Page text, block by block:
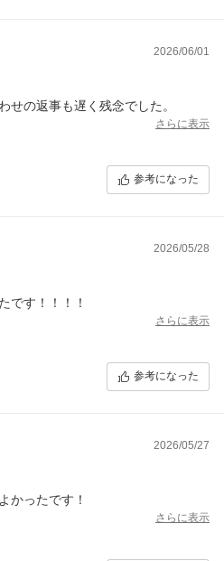
2026/06/01
せの返事も遅く残念でした。
さらに表示
参考になった
2026/05/28
です！！！！
さらに表示
参考になった
2026/05/27
かったです！
さらに表示